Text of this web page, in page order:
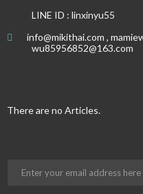
LINE ID : linxinyu55
info@mikithai.com ,
wu85956852@163.com
There are no Articles.